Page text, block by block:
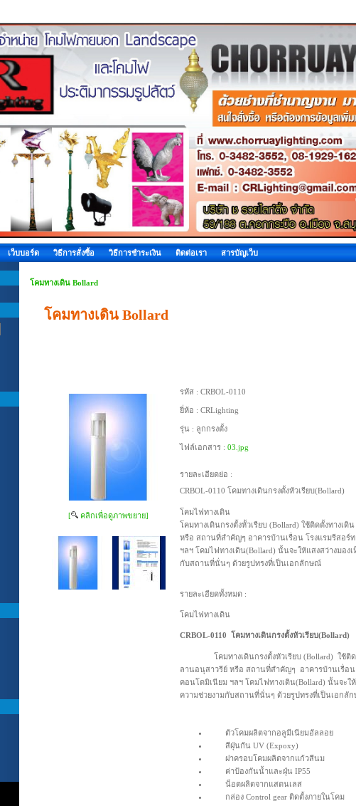
เว็บบอร์ด วิธีการสั่งซื้อ วิธีการชำระเงิน ติดต่อเรา สารบัญเว็บ
โคมทางเดิน Bollard
โคมทางเดิน Bollard
[ คลิกเพื่อดูภาพขยาย]
รหัส : CRBOL-0110
ยี่ห้อ : CRLighting
รุ่น : ลูกกรงตั้ง
ไฟล์เอกสาร : 03.jpg
รายละเอียดย่อ :
CRBOL-0110 โคมทางเดินกรงตั้งหัวเรียบ(Bollard)
โคมไฟทางเดิน
โคมทางเดินกรงตั้งหั้วเรียบ (Bollard) ใช้ติดตั้งทาง
หรือ สถานที่สำคัญๆ อาคารบ้านเรื่อน โรงแรมรีสอร์
ฯลฯ โคมไฟทางเดิน(Bollard) นั้นจะให้แสงสว่างมอง
กับสถานที่นั่นๆ ด้วยรูปทรงที่เป็นเอกลักษณ์
รายละเอียดทั้งหมด :
โคมไฟทางเดิน
CRBOL-0110 โคมทางเดินกรงตั้งหัวเรียบ(Bollard)
โคมทางเดินกรงตั้งหัวเรียบ (Bollard) ใช้ติด
ลานอนุสาวรีย์ หรือ สถานที่สำคัญๆ อาคารบ้านเรื่อ
คอนโดมิเนียม ฯลฯ โคมไฟทางเดิน(Bollard) นั้นจะใ
ความช่วยงามกับสถานที่นั่นๆ ด้วยรูปทรงที่เป็นเอกลั
ตัวโคมผลิตจากอลูมีเนียมอัลลอย
สีฝุ่นกัน UV (Expoxy)
ฝาครอบโคมผลิตจากแก้วสีนม
ค่าป้องกันน้ำและฝุ่น IP55
น็อตผลิตจากแสตนเลส
กล่อง Control gear ติดตั้งภายในโคม